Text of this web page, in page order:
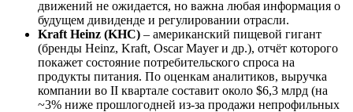
движений не ожидается, но важна любая информация о
будущем дивиденде и регулировании отрасли.
Kraft Heinz (KHC) – американский пищевой гигант
(бренды Heinz, Kraft, Oscar Mayer и др.), отчёт которого
покажет состояние потребительского спроса на
продукты питания. По оценкам аналитиков, выручка
компании во II квартале составит около $6,3 млрд (на
~3% ниже прошлогодней из-за продажи непрофильных